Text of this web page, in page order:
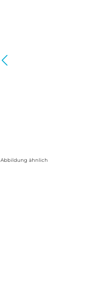
Abbildung ähnlich